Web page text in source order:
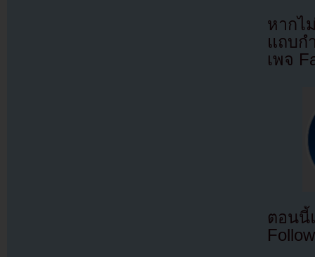
หากไ
แถบก
เพจ
ตอนนี้